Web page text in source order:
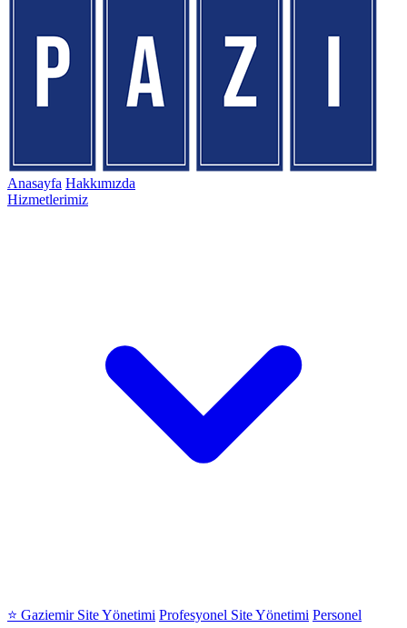
Anasayfa Hakkımızda
Hizmetlerimiz
⭐ Gaziemir Site Yönetimi Profesyonel Site Yönetimi Personel